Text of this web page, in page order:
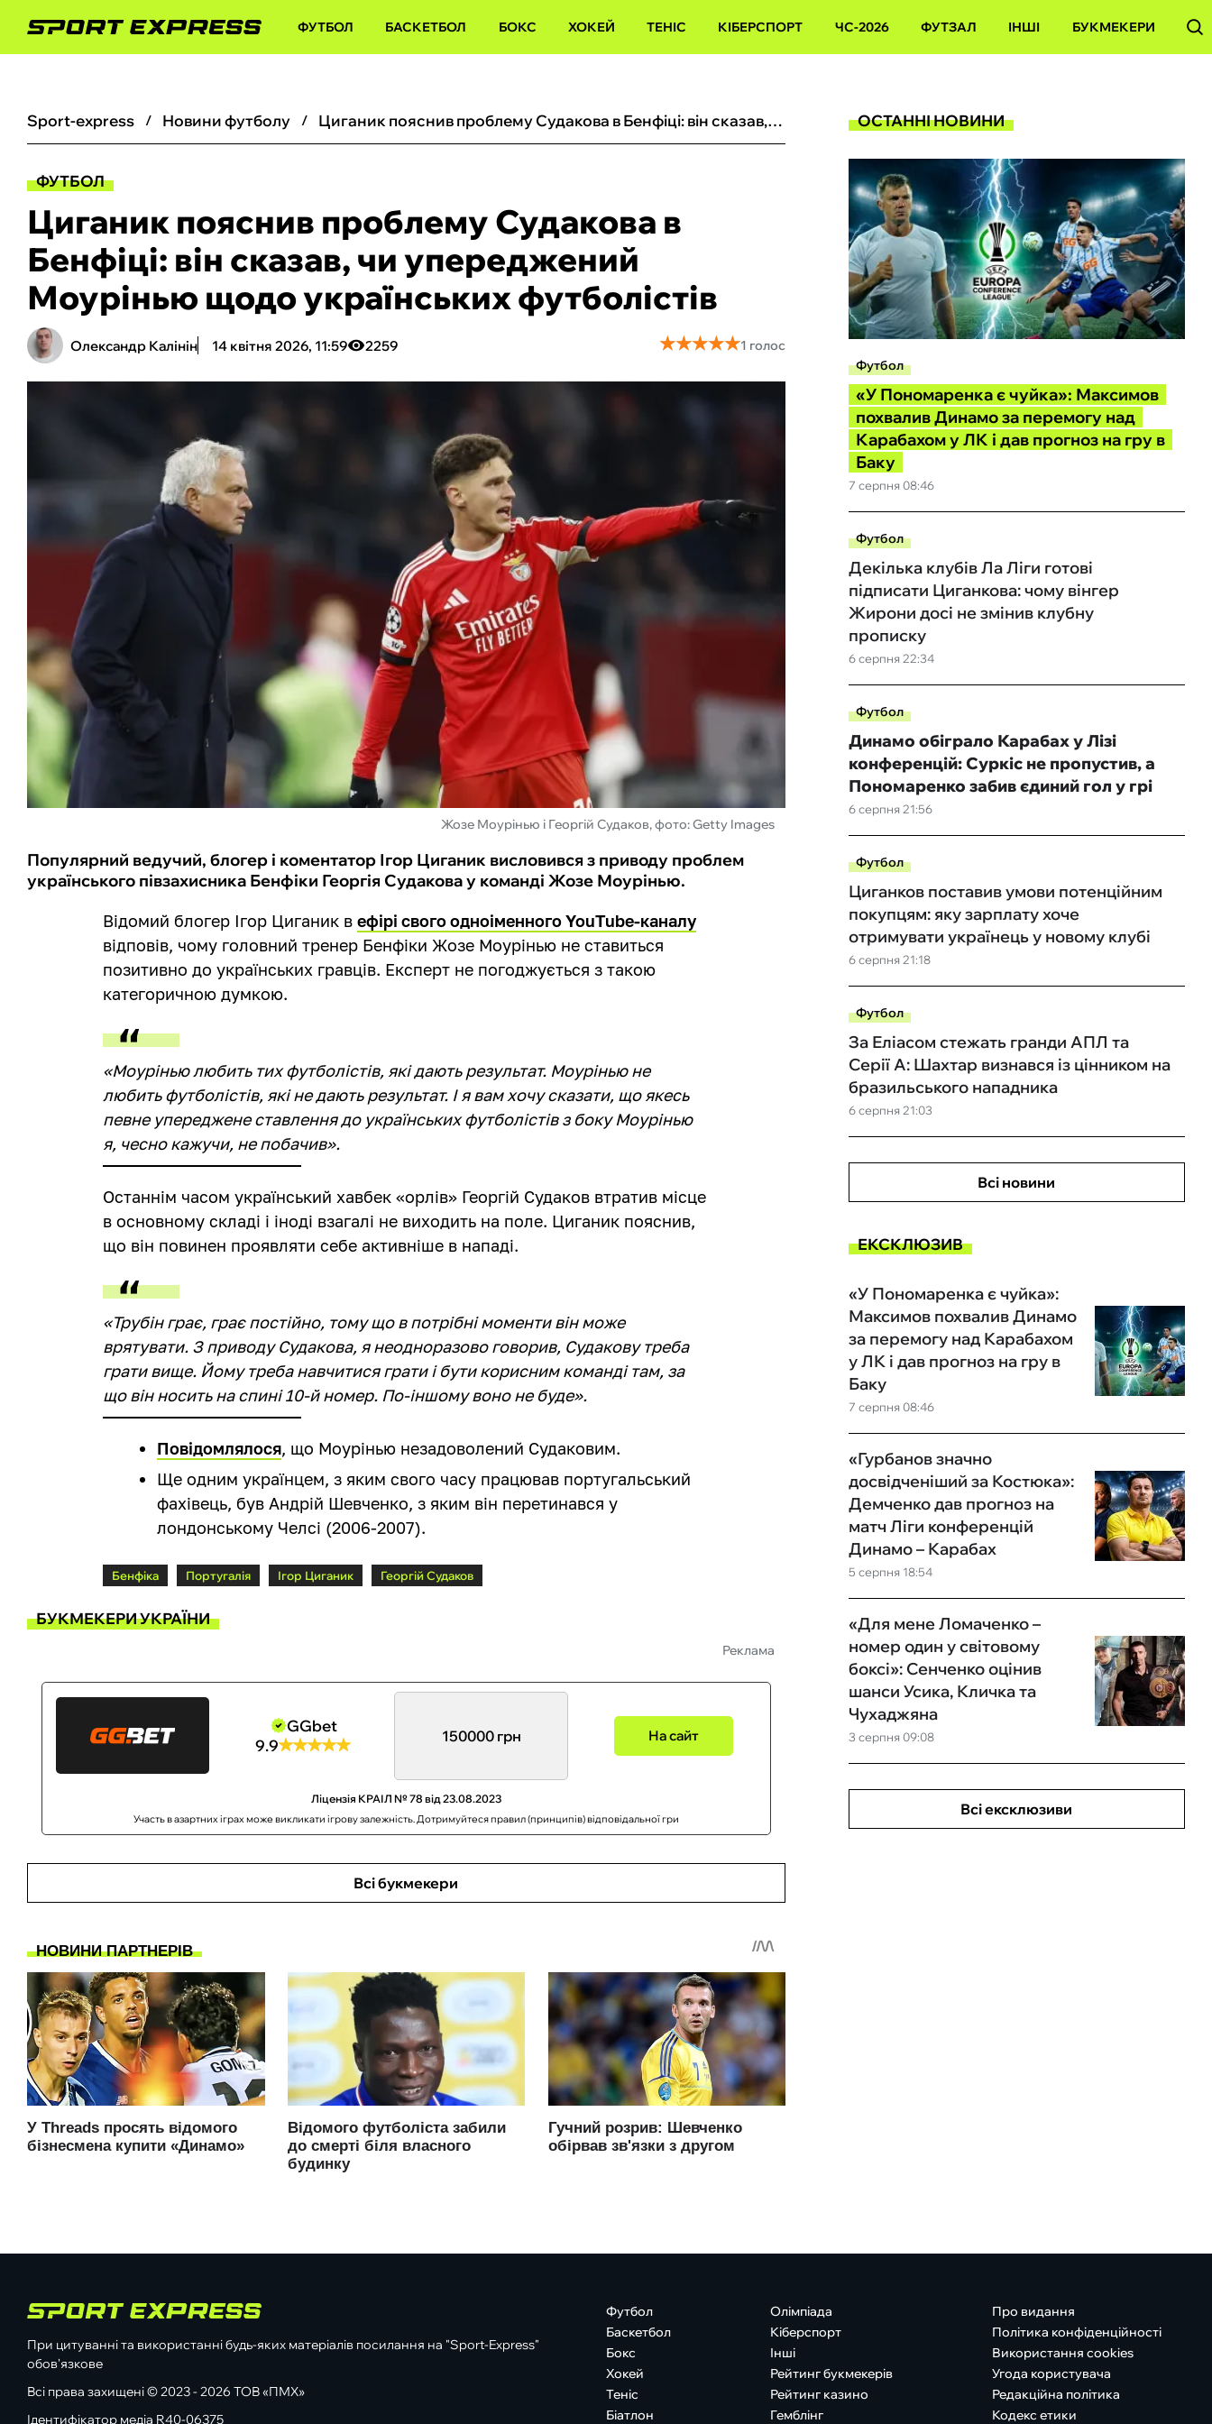
ФУТБОЛ БАСКЕТБОЛ БОКС ХОКЕЙ ТЕНІС КІБЕРСПОРТ ЧС-2026 ФУТЗАЛ ІНШІ БУКМЕКЕРИ
sport-express новини футболу Циганик пояснив проблему Судакова в Бенфіці: він сказав, чи упереджений Моурінью щодо українських футболістів
ФУТБОЛ
Циганик пояснив проблему Судакова в
Бенфіці: він сказав, чи упереджений
Моурінью щодо українських футболістів
Олександр Калінін 14 квітня 2026, 11:59 2259 ★★★★★
★★★★★1 голос
Жозе Моурінью і Георгій Судаков, фото: Getty Images
Популярний ведучий, блогер і коментатор Ігор Циганик висловився з приводу проблем
українського півзахисника Бенфіки Георгія Судакова у команді Жозе Моурінью.
Відомий блогер Ігор Циганик вефірі свого одноіменного YouTube-каналу
відповів, чому головний тренер Бенфіки Жозе Моурінью не ставиться
позитивно до українських гравців. Експерт не погоджується з такою
категоричною думкою.
«Моурінью любить тих футболістів, які дають результат. Моурінью не
любить футболістів, які не дають результат. І я вам хочу сказати, що якесь
певне упереджене ставлення до українських футболістів з боку Моурінью
я, чесно кажучи, не побачив».
Останнім часом український хавбек «орлів» Георгій Судаков втратив місце
в основному складі і іноді взагалі не виходить на поле. Циганик пояснив,
що він повинен проявляти себе активніше в нападі.
«Трубін грає, грає постійно, тому що в потрібні моменти він може
врятувати. З приводу Судакова, я неодноразово говорив, Судакову треба
грати вище. Йому треба навчитися грати і бути корисним команді там, за
що він носить на спині 10-й номер. По-іншому воно не буде».
Повідомлялося, що Моурінью незадоволений Судаковим.
Ще одним українцем, з яким свого часу працював португальський
фахівець, був Андрій Шевченко, з яким він перетинався у
лондонському Челсі (2006-2007).
Бенфіка Португалія Ігор Циганик Георгій Судаков
БУКМЕКЕРИ УКРАЇНИ
Реклама
GGbet
9.9
150000 грн На сайт
Ліцензія КРАІЛ № 78 від 23.08.2023
Участь в азартних іграх може викликати ігрову залежність. Дотримуйтеся правил (принципів) відповідальної гри
Всі букмекери
ОСТАННІ НОВИНИ
Футбол
7 серпня 08:46
«У Пономаренка є чуйка»: Максимов
похвалив Динамо за перемогу над
Карабахом у ЛК і дав прогноз на гру в
Баку
Футбол
6 серпня 22:34
Декілька клубів Ла Ліги готові
підписати Циганкова: чому вінгер
Жирони досі не змінив клубну
прописку
Футбол
6 серпня 21:56
Динамо обіграло Карабах у Лізі
конференцій: Суркіс не пропустив, а
Пономаренко забив єдиний гол у грі
Футбол
6 серпня 21:18
Циганков поставив умови потенційним
покупцям: яку зарплату хоче
отримувати українець у новому клубі
Футбол
6 серпня 21:03
За Еліасом стежать гранди АПЛ та
Серії А: Шахтар визнався із цінником на
бразильського нападника
Всі новини
ЕКСКЛЮЗИВ
7 серпня 08:46
«У Пономаренка є чуйка»:
Максимов похвалив Динамо
за перемогу над Карабахом
у ЛК і дав прогноз на гру в
Баку
5 серпня 18:54
«Гурбанов значно
досвідченіший за Костюка»:
Демченко дав прогноз на
матч Ліги конференцій
Динамо – Карабах
3 серпня 09:08
«Для мене Ломаченко –
номер один у світовому
боксі»: Сенченко оцінив
шанси Усика, Кличка та
Чухаджяна
Всі ексклюзиви
При цитуванні та використанні будь-яких матеріалів посилання на "Sport-Express"
обов'язкове
Всі права захищені © 2023 - 2026 ТОВ «ПМХ»
Ідентифікатор медіа R40-06375
Футбол
Баскетбол
Бокс
Хокей
Теніс
Біатлон
Олімпіада
Кіберспорт
Інші
Рейтинг букмекерів
Рейтинг казино
Гемблінг
Про видання
Політика конфіденційності
Використання cookies
Угода користувача
Редакційна політика
Кодекс етики